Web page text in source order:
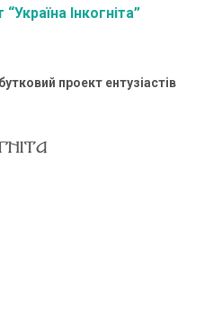
Інкогніта”
проект ентузіастів